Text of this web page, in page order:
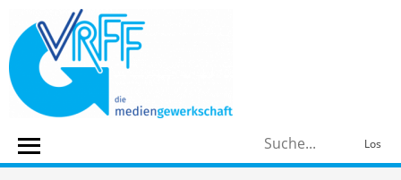
content
Los